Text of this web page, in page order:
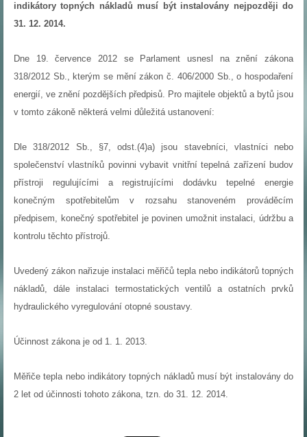
indikátory topných nákladů musí být instalovány nejpozději do
31. 12. 2014.
Dne 19. července 2012 se Parlament usnesl na znění zákona
318/2012 Sb., kterým se mění zákon č. 406/2000 Sb., o hospodaření
energií, ve znění pozdějších předpisů. Pro majitele objektů a bytů jsou
v tomto zákoně některá velmi důležitá ustanovení:
Dle 318/2012 Sb., §7, odst.(4)a) jsou stavebníci, vlastníci nebo
společenství vlastníků povinni vybavit vnitřní tepelná zařízení budov
přístroji regulujícími a registrujícími dodávku tepelné energie
konečným spotřebitelům v rozsahu stanoveném prováděcím
předpisem, konečný spotřebitel je povinen umožnit instalaci, údržbu a
kontrolu těchto přístrojů.
Uvedený zákon nařizuje instalaci měřičů tepla nebo indikátorů topných
nákladů, dále instalaci termostatických ventilů a ostatních prvků
hydraulického vyregulování otopné soustavy.
Účinnost zákona je od 1. 1. 2013.
Měřiče tepla nebo indikátory topných nákladů musí být instalovány do
2 let od účinnosti tohoto zákona, tzn. do 31. 12. 2014.